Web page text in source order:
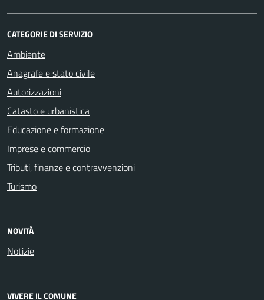
CATEGORIE DI SERVIZIO
Ambiente
Anagrafe e stato civile
Autorizzazioni
Catasto e urbanistica
Educazione e formazione
Imprese e commercio
Tributi, finanze e contravvenzioni
Turismo
NOVITÀ
Notizie
VIVERE IL COMUNE